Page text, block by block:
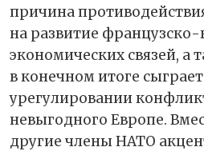
причина
на развитие французско-
экономических связей, а
в конечном итоге
урегулировании
невыгодного Европе.
другие члены НАТО